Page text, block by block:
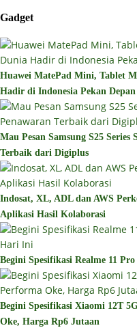
Gadget
Huawei MatePad Mini, Tablet
Hadir di Indonesia Pekan Depan
Mau Pesan Samsung S25
Terbaik dari Digiplus
Indosat, XL, ADL dan AWS
Aplikasi Hasil Kolaborasi
Begini Spesifikasi Realme 11
Begini Spesifikasi Xiaomi 12T
Oke, Harga Rp6 Jutaan